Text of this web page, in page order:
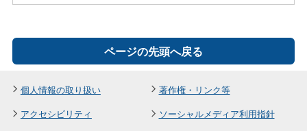
ページの先頭へ戻る
個人情報の取り扱い
著作権・リンク等
アクセシビリティ
ソーシャルメディア利用指針